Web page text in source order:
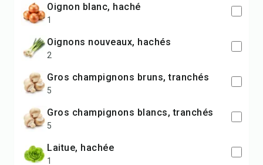
oignon blanc, haché
1
oignons nouveaux, hachés
2
gros champignons bruns, tranchés
5
gros champignons blancs, tranchés
5
laitue, hachée
1